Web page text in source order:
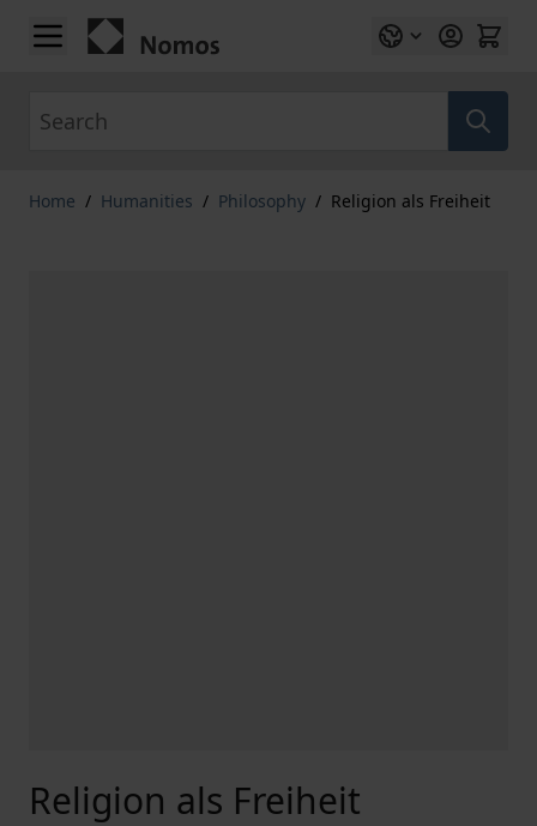
Skip to Content
Home / Humanities / Philosophy / Religion als Freiheit
Religion als Freiheit